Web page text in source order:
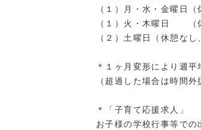
（１）月・水・金曜日
（１）火・木曜日 （
（２）土曜日（休憩なし
＊１ヶ月変形により週
（超過した場合は時間外
＊「子育て応援求人」
お子様の学校行事等で